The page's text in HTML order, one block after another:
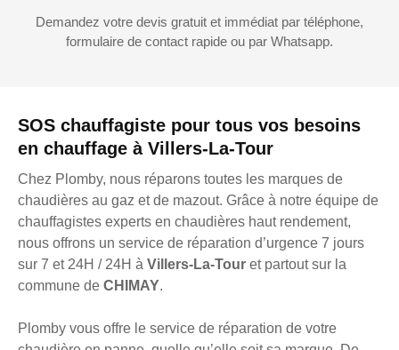
SOS chauffagiste pour tous vos besoins
en chauffage à Villers-La-Tour
Chez Plomby, nous réparons toutes les marques de
chaudières au gaz et de mazout. Grâce à notre équipe de
chauffagistes experts en chaudières haut rendement,
nous offrons un service de réparation d’urgence 7 jours
sur 7 et 24H / 24H à Villers-La-Tour et partout sur la
commune de CHIMAY.
Plomby vous offre le service de réparation de votre
Demandez votre devis gratuit et immédiat par téléphone,
formulaire de contact rapide ou par Whatsapp.